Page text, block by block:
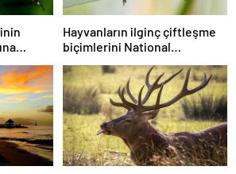
Hayvanların ilginç çiftleşme
biçimlerini National
Geographic görüntüledi.